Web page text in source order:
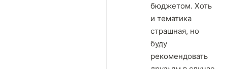
бюджетом. Хоть
и тематика
страшная, но
буду
рекомендовать